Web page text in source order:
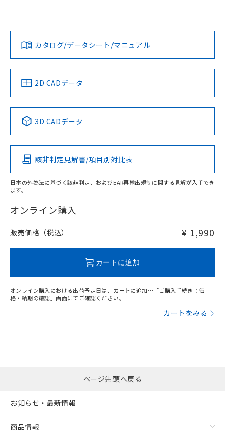
ダウンロードデータをご利用いただく前に、以下を必ずお読
みください。
ソフトウェアの使用条件
対応済み
中国 RoHS 注意事項・凡例
Pb Hg Cd Cr(VI)
O
在庫等で未対応品が混在する可能性があります。
問い合わせください。
カタログ/データシート/マニュアル
2D CADデータ
3D CADデータ
該非判定見解書/項目別対比表
日本の外為法に基づく該非判定、およびEAR再輸出規制に関する見解が入手でき
ます。
オンライン購入
販売価格（税込） ¥ 1,990
カートに追加
オンライン購入における出荷予定日は、カートに追加～「ご購入手続き：価
格・納期の確認」画面にてご確認ください。
カートをみる
ページ先頭へ戻る
お知らせ・最新情報
商品情報